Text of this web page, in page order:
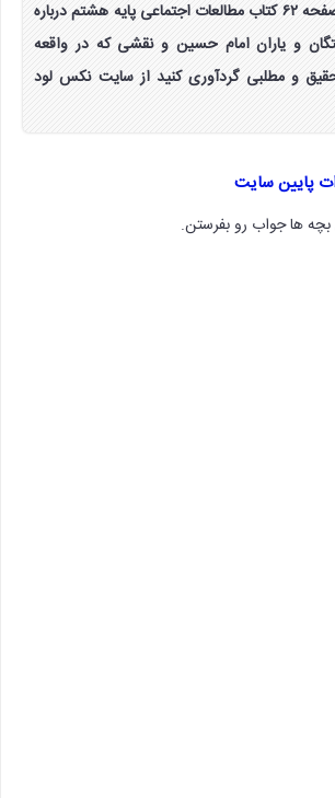
جواب به کار ببندیم صفحه ۶۲ کتاب مطالعات اجتماعی پایه هشتم درباره
و یاران امام حسین و نقشی که در واقعه
و مطلبی گردآوری کنید از سایت نکس لود
پایین سایت
ها جواب رو بفرستن.